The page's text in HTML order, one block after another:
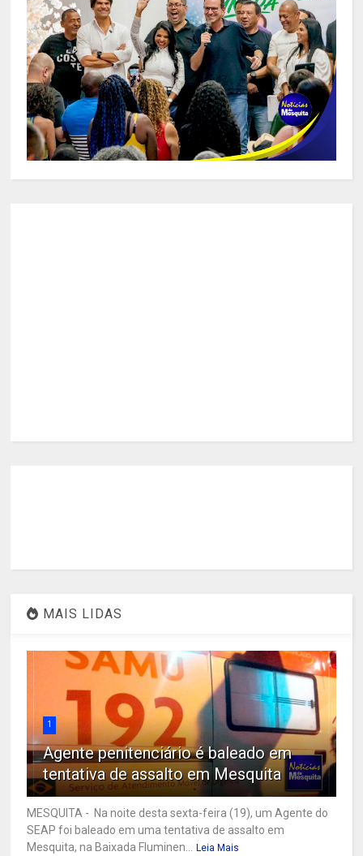
MAIS LIDAS
1
Agente penitenciário é baleado em
tentativa de assalto em Mesquita
MESQUITA - Na noite desta sexta-feira (19), um Agente do
SEAP foi baleado em uma tentativa de assalto em
Mesquita, na Baixada Fluminen...
Leia Mais